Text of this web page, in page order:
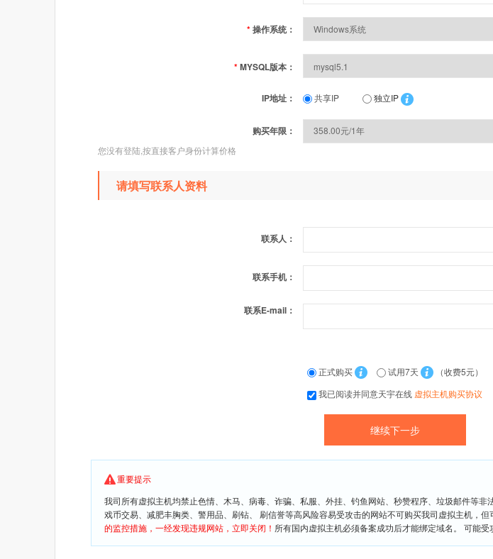
*操作系统：
*MYSQL版本：
IP地址： 共享IP 独立IP
购买年限：
您没有登陆,按直接客户身份计算价格
请填写联系人资料
联系人：
联系手机：
联系E-mail：
正式购买 试用7天
（收费5元）
我已阅读并同意天宇在线 虚拟主机购买协议
重要提示
我司所有虚拟主机均禁止色情、木马、病毒、诈骗、私服、外挂、钓鱼网站、秒赞程序、垃圾邮件等
戏币交易、减肥丰胸类、警用品、刷钻、 刷信誉等高风险容易受攻击的网站不可购买我司虚拟主机，但
的监控措施，一经发现违规网站，立即关闭！ 所有国内虚拟主机必须备案成功后才能绑定域名。 可能